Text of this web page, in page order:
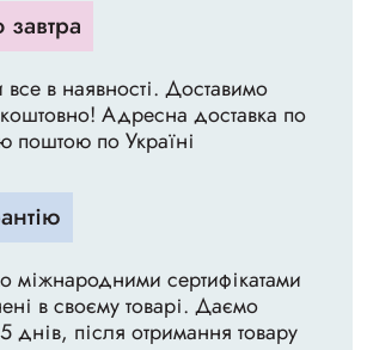
в наявності. Доставимо
Адресна доставка по
поштою по Україні
міжнародними сертифікатами
в своєму товарі. Даємо
днів, після отримання товару